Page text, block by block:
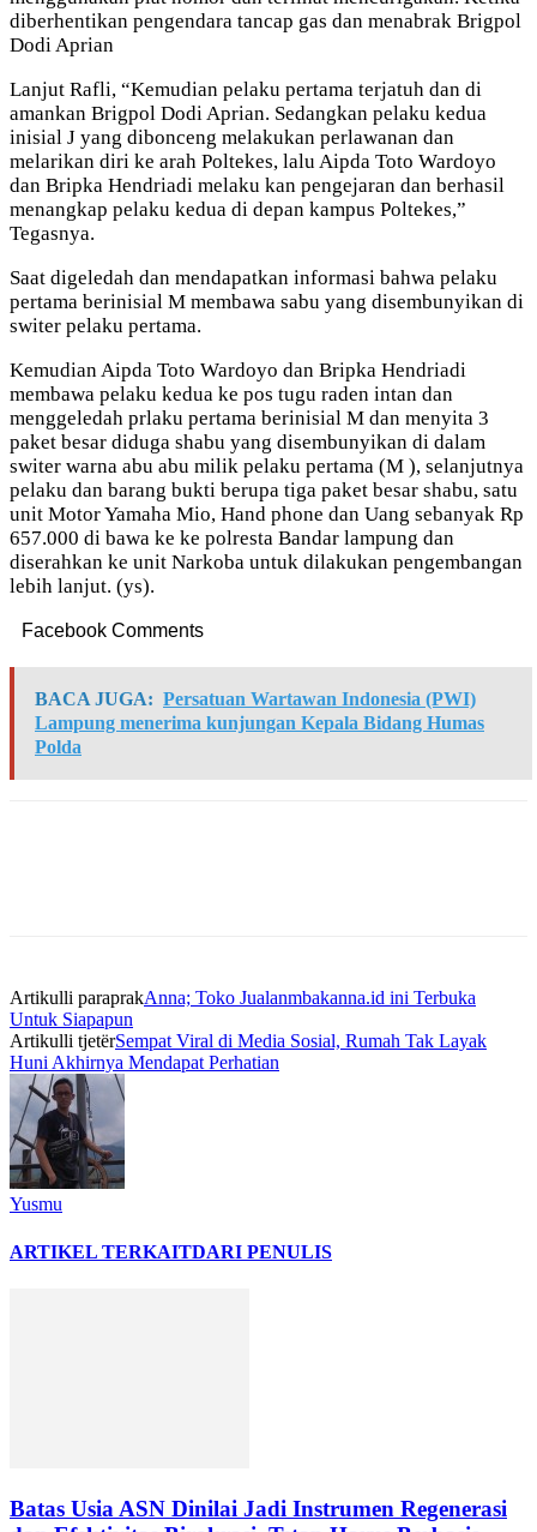
diberhentikan pengendara tancap gas dan menabrak Brigpol
Dodi Aprian
Lanjut Rafli, “Kemudian pelaku pertama terjatuh dan di
amankan Brigpol Dodi Aprian. Sedangkan pelaku kedua
inisial J yang dibonceng melakukan perlawanan dan
melarikan diri ke arah Poltekes, lalu Aipda Toto Wardoyo
dan Bripka Hendriadi melaku kan pengejaran dan berhasil
menangkap pelaku kedua di depan kampus Poltekes,”
Tegasnya.
Saat digeledah dan mendapatkan informasi bahwa pelaku
pertama berinisial M membawa sabu yang disembunyikan di
switer pelaku pertama.
Kemudian Aipda Toto Wardoyo dan Bripka Hendriadi
membawa pelaku kedua ke pos tugu raden intan dan
menggeledah prlaku pertama berinisial M dan menyita 3
paket besar diduga shabu yang disembunyikan di dalam
switer warna abu abu milik pelaku pertama (M ), selanjutnya
pelaku dan barang bukti berupa tiga paket besar shabu, satu
unit Motor Yamaha Mio, Hand phone dan Uang sebanyak Rp
657.000 di bawa ke ke polresta Bandar lampung dan
diserahkan ke unit Narkoba untuk dilakukan pengembangan
lebih lanjut. (ys).
Facebook Comments
BACA JUGA: Persatuan Wartawan Indonesia (PWI)
Lampung menerima kunjungan Kepala Bidang Humas
Polda
Artikulli paraprakAnna; Toko Jualanmbakanna.id ini Terbuka
Untuk Siapapun
Artikulli tjetërSempat Viral di Media Sosial, Rumah Tak Layak
Huni Akhirnya Mendapat Perhatian
Yusmu
ARTIKEL TERKAITDARI PENULIS
Batas Usia ASN Dinilai Jadi Instrumen Regenerasi